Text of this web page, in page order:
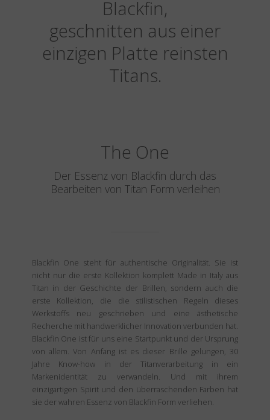
Blackfin,
geschnitten aus einer
einzigen Platte reinsten
Titans.
The One
Der Essenz von Blackfin durch das
Bearbeiten von Titan Form verleihen
Blackfin One steht für authentische Originalität. Sie ist
nicht nur die erste Kollektion komplett Made in Italy aus
Titan in der Geschichte der Brillen, sondern auch die
erste Kollektion, die die stilistischen Regeln dieses
Werkstoffs neu geschrieben und eine ästhetische
Recherche mit handwerklicher Innovation verbunden hat.
Blackfin One ist für uns eine Startpunkt und der Ursprung
von allem. Von Anfang ist es dieser Brille gelungen, 30
Jahre Know-how in der Titanverarbeitung in ein
Markenidentität zu verwandeln. Und mit ihrem
einzigartigen Spirit und den überraschenden Farben hat
sie der wahren Essenz von Blackfin Form verliehen.